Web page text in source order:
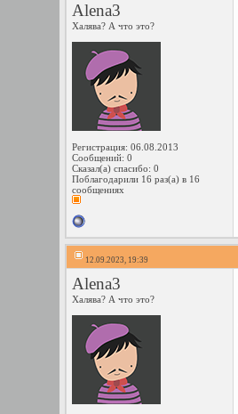
Alena3
Халява? А что это?
Регистрация: 06.08.2013
Сообщений: 0
Сказал(а) спасибо: 0
Поблагодарили 16 раз(а) в 16
сообщениях
12.09.2023, 19:39
Alena3
Халява? А что это?